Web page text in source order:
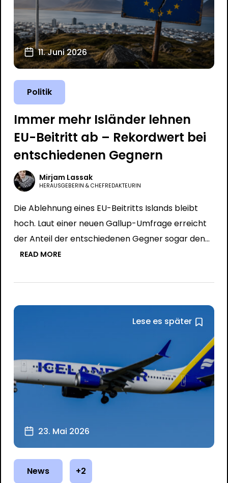
11. Juni 2026
Politik
Immer mehr Isländer lehnen
EU-Beitritt ab – Rekordwert bei
entschiedenen Gegnern
Mirjam Lassak
HERAUSGEBERIN & CHEFREDAKTEURIN
Die Ablehnung eines EU-Beitritts Islands bleibt
hoch. Laut einer neuen Gallup-Umfrage erreicht
der Anteil der entschiedenen Gegner sogar den…
READ MORE
Lese es später
23. Mai 2026
News +2